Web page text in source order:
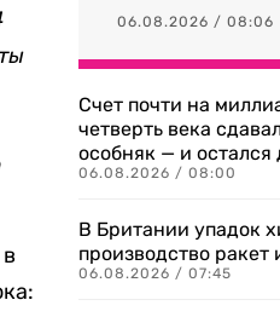
06.08.2026 / 08:06
Счет почти на
четверть века
особняк — и остался
06.08.2026 / 08:00
В Британии упадок
производство ракет
06.08.2026 / 07:45